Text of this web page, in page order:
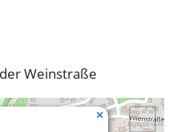
Weinstraße
×